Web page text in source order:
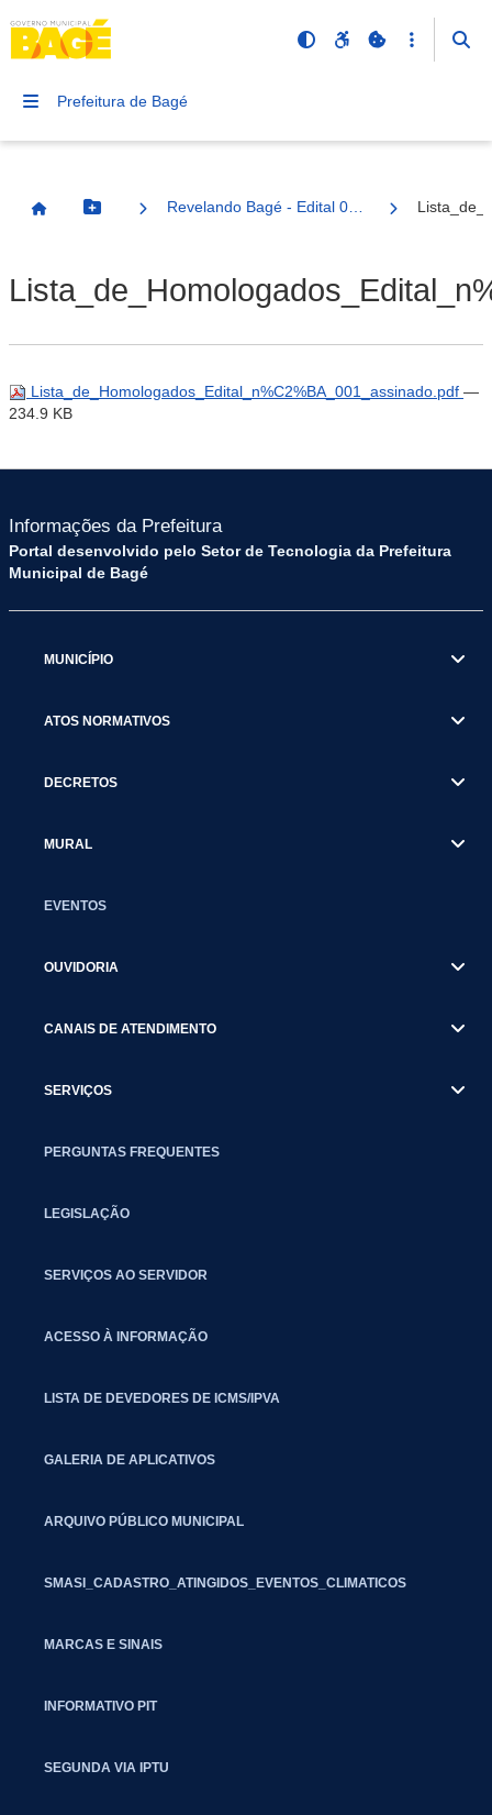
Prefeitura de Bagé
Página InicialBotão Menu
Lista_de_Homologados_Edital_n%C2%BA_001_assinado.pdf —
234.9 KB
Informações da Prefeitura
Portal desenvolvido pelo Setor de Tecnologia da Prefeitura
Municipal de Bagé
MUNICÍPIO
ATOS NORMATIVOS
DECRETOS
MURAL
EVENTOS
OUVIDORIA
CANAIS DE ATENDIMENTO
SERVIÇOS
PERGUNTAS FREQUENTES
LEGISLAÇÃO
SERVIÇOS AO SERVIDOR
ACESSO À INFORMAÇÃO
LISTA DE DEVEDORES DE ICMS/IPVA
GALERIA DE APLICATIVOS
ARQUIVO PÚBLICO MUNICIPAL
SMASI_CADASTRO_ATINGIDOS_EVENTOS_CLIMATICOS
MARCAS E SINAIS
INFORMATIVO PIT
SEGUNDA VIA IPTU